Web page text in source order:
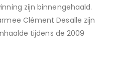
zijn binnengehaald.
Clément Desalle zijn
tijdens de 2009